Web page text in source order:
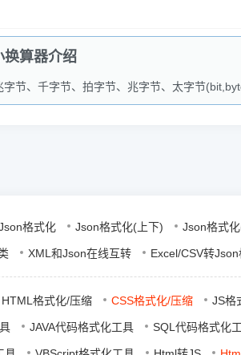
换算器介绍
字节、千字节、拍字节、兆字节、太字节
格式化 Json格式化(上下) Json格式
XML和Json在线互转 Excel/CSV转
HTML格式化/压缩 CSS格式化/压缩 JS格
JAVA代码格式化工具 SQL代码格式化